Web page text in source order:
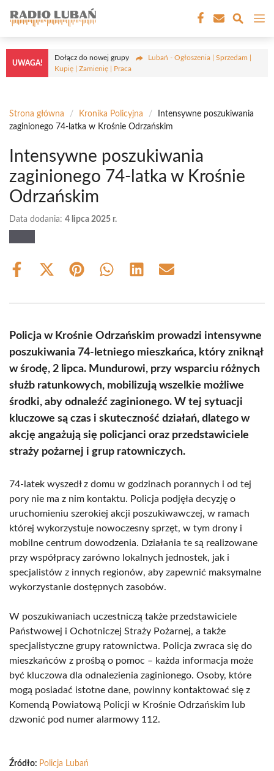
treści
UWAGA!
Dołącz do nowej grupy
Lubań - Ogłoszenia | Sprzedam |
Kupię | Zamienię | Praca
Strona główna / Kronika Policyjna /
Intensywne poszukiwania
zaginionego 74-latka w Krośnie Odrzańskim
Intensywne poszukiwania
zaginionego 74-latka w Krośnie
Odrzańskim
Data dodania: 4 lipca 2025 r.
Share
Share
(Twitter)
Share Share Share Share
Policja w Krośnie Odrzańskim prowadzi intensywne
poszukiwania 74-letniego mieszkańca, który zniknął
w środę, 2 lipca. Mundurowi, przy wsparciu różnych
służb ratunkowych, mobilizują wszelkie możliwe
środki, aby odnaleźć zaginionego. W tej sytuacji
kluczowe są czas i skuteczność działań, dlatego w
akcję angażują się policjanci oraz przedstawiciele
straży pożarnej i grup ratowniczych.
74-latek wyszedł z domu w godzinach porannych i od tej
pory nie ma z nim kontaktu. Policja podjęła decyzję o
uruchomieniu szerokiej akcji poszukiwawczej, w ramach
której wykorzystuje nowoczesny sprzęt, w tym drony i
mobilne centrum dowodzenia. Działania te są realizowane
przy współpracy zarówno lokalnych jednostek, jak i
specjalistów z innych regionów, aby zapewnić maksymalne
wykorzystanie dostępnych zasobów.
W poszukiwaniach uczestniczą także przedstawiciele
Państwowej i Ochotniczej Straży Pożarnej, a także
specjalistyczne grupy ratownictwa. Policja zwraca się do
mieszkańców z prośbą o pomoc – każda informacja może
być kluczowa dla odnalezienia zaginionego. Osoby, które
mogą posiadać istotne dane, powinny kontaktować się z
Komendą Powiatową Policji w Krośnie Odrzańskim lub
dzwonić pod numer alarmowy 112.
Źródło: Policja Lubań